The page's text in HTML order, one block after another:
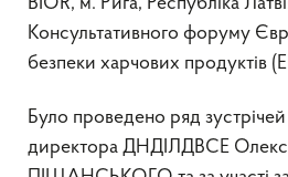
Консультативного форуму
безпеки харчових продуктів
Було проведено ряд
директора ДНДІЛДВСЕ